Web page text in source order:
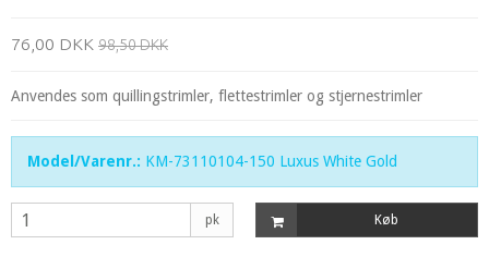
76,00 DKK 98,50 DKK
Anvendes som quillingstrimler, flettestrimler og stjernestrimler
Model/Varenr.: KM-73110104-150 Luxus White Gold
pk Køb